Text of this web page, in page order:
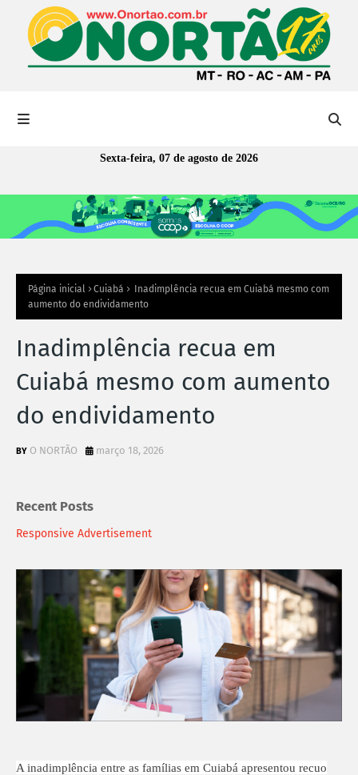
Sexta-feira, 07 de agosto de 2026
Página inicial Cuiabá
Inadimplência recua em Cuiabá mesmo com
aumento do endividamento
Inadimplência recua em
Cuiabá mesmo com aumento
do endividamento
O NORTÃO março 18, 2026
Recent Posts
Responsive Advertisement
A inadimplência entre as famílias em Cuiabá apresentou recuo